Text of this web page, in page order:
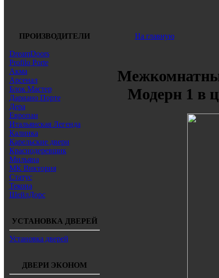
ПРОИЗВОДИТЕЛИ
DreamDoors
Profilo Porte
Акма
Арсенал
Блок Мастер
Дариано Порте
Дера
Европан
Итальянская Легенда
Калинка
Карельские двери
Краснодеревщик
Мильяна
МК Виктория
Статус
Текона
ШейлДорс
УСТАНОВКА ДВЕРЕЙ
Установка дверей
ДВЕРИ ЭКОНОМ
На главную
Модерн 1 в